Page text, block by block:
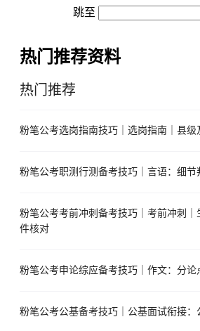
跳至
热门推荐资料
热门推荐
粉笔公考选岗指南技巧｜选岗指南｜县
粉笔公考职测行测备考技巧｜言语：细节
粉笔公考考前冲刺备考技巧｜考前冲刺
件核对
粉笔公考申论综应备考技巧｜作文：分论
粉笔公考公基备考技巧｜公基面试衔接：